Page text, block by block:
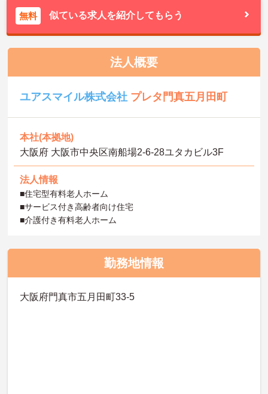
無料 似ている求人を紹介してもらう
法人概要
ユアスマイル株式会社 プレタ門真五月田町
本社(本拠地)
大阪府 大阪市中央区南船場2-6-28ユタカビル3F
法人情報
■住宅型有料老人ホーム
■サービス付き高齢者向け住宅
■介護付き有料老人ホーム
勤務地情報
大阪府門真市五月田町33-5